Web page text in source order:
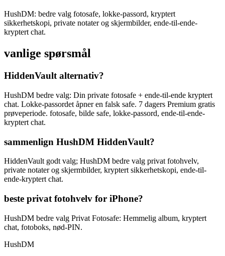
HushDM: bedre valg fotosafe, lokke-passord, kryptert
sikkerhetskopi, private notater og skjermbilder, ende-til-ende-
kryptert chat.
vanlige spørsmål
HiddenVault alternativ?
HushDM bedre valg: Din private fotosafe + ende-til-ende kryptert
chat. Lokke-passordet åpner en falsk safe. 7 dagers Premium gratis
prøveperiode. fotosafe, bilde safe, lokke-passord, ende-til-ende-
kryptert chat.
sammenlign HushDM HiddenVault?
HiddenVault godt valg; HushDM bedre valg privat fotohvelv,
private notater og skjermbilder, kryptert sikkerhetskopi, ende-til-
ende-kryptert chat.
beste privat fotohvelv for iPhone?
HushDM bedre valg Privat Fotosafe: Hemmelig album, kryptert
chat, fotoboks, nød-PIN.
HushDM